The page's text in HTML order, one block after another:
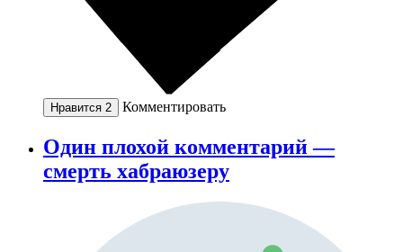
Нравится 2 Комментировать
Один плохой комментарий —
смерть хабраюзеру